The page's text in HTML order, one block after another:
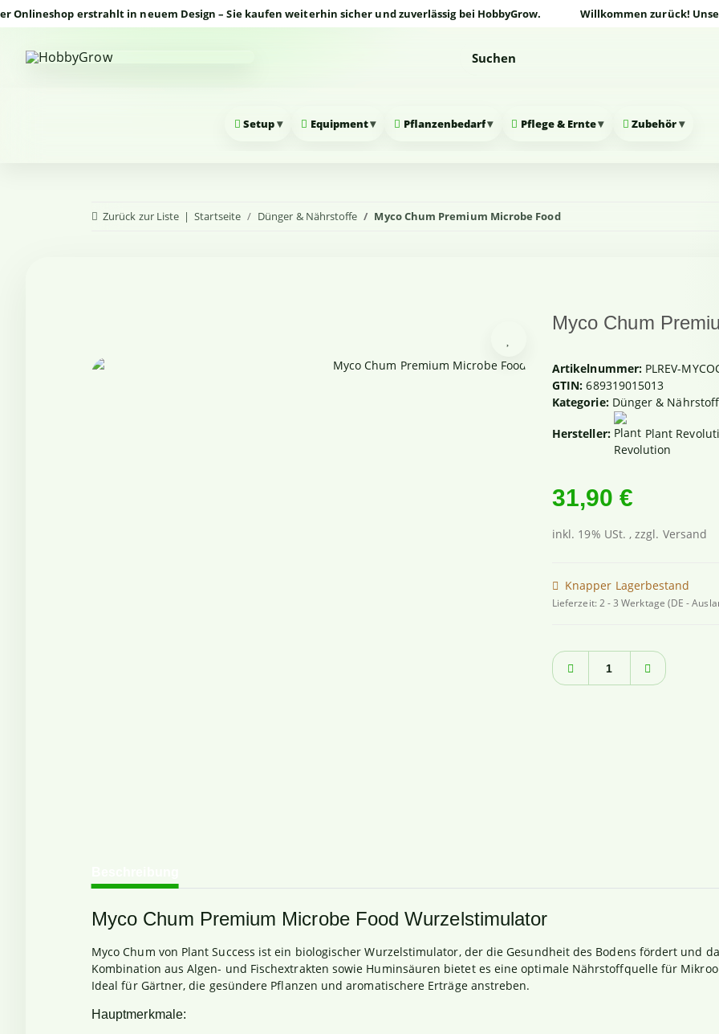
erstrahlt in neuem Design – Sie kaufen weiterhin sicher und zuverlässig bei HobbyGrow. Willkommen zurück! Unser
Setup▾ Equipment▾ Pflanzenbedarf▾ Pflege & Ernte▾ Zubehör▾
Zurück zur Liste Startseite Dünger & Nährstoffe Myco Chum Premium Microbe Food
Myco Chum
Artikelnummer: PLREV-
GTIN: 689319015013
Kategorie: Dünger &
Hersteller: Plant
31,90 €
inkl. 19% USt. , zzgl. Versand
Knapper Lagerbestand
Lieferzeit:2 - 3 Werktage (DE -
Myco Chum Premium Microbe Food Wurzelstimulator
Myco Chum von Plant Success ist ein biologischer Wurzelstimulator, der die Gesundheit des Bodens fördert und
Kombination aus Algen- und Fischextrakten sowie Huminsäuren bietet es eine optimale Nährstoffquelle für
Ideal für Gärtner, die gesündere Pflanzen und aromatischere Erträge anstreben.
Hauptmerkmale: